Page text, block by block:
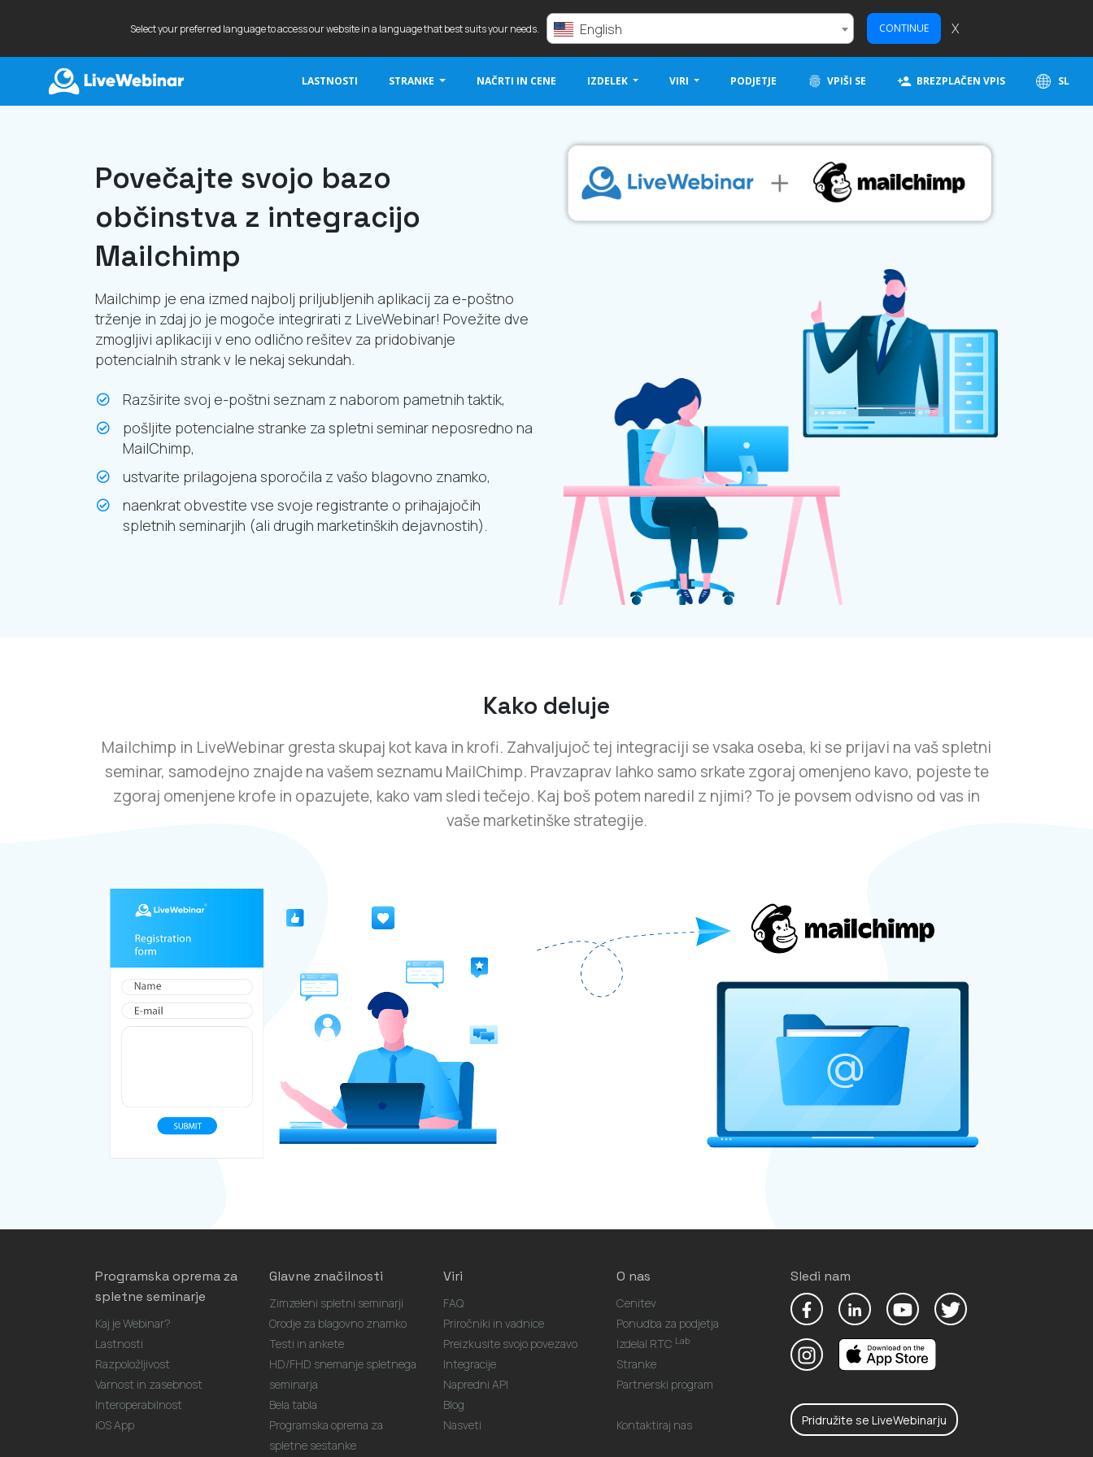
Select your preferred language to access our website in a language that best suits your needs. English CONTINUE X
LASTNOSTI STRANKE NAČRTI IN CENE IZDELEK VIRI PODJETJE VPIŠI SE BREZPLAČEN VPIS SL
Povečajte svojo bazo
občinstva z integracijo
Mailchimp
Mailchimp je ena izmed najbolj priljubljenih aplikacij za e-poštno
trženje in zdaj jo je mogoče integrirati z LiveWebinar! Povežite dve
zmogljivi aplikaciji v eno odlično rešitev za pridobivanje
potencialnih strank v le nekaj sekundah.
Razširite svoj e-poštni seznam z naborom pametnih taktik,
pošljite potencialne stranke za spletni seminar neposredno na
MailChimp,
ustvarite prilagojena sporočila z vašo blagovno znamko,
naenkrat obvestite vse svoje registrante o prihajajočih
spletnih seminarjih (ali drugih marketinških dejavnostih).
Kako deluje
Mailchimp in LiveWebinar gresta skupaj kot kava in krofi. Zahvaljujoč tej integraciji se vsaka oseba, ki se prijavi na vaš spletni
seminar, samodejno znajde na vašem seznamu MailChimp. Pravzaprav lahko samo srkate zgoraj omenjeno kavo, pojeste te
zgoraj omenjene krofe in opazujete, kako vam sledi tečejo. Kaj boš potem naredil z njimi? To je povsem odvisno od vas in
vaše marketinške strategije.
Programska oprema za
spletne seminarje
Kaj je Webinar?
Lastnosti
Razpoložljivost
Varnost in zasebnost
Interoperabilnost
iOS App
Glavne značilnosti
Zimzeleni spletni seminarji
Orodje za blagovno znamko
Testi in ankete
HD/FHD snemanje spletnega
seminarja
Bela tabla
Programska oprema za
spletne sestanke
Viri
FAQ
Priročniki in vadnice
Preizkusite svojo povezavo
Integracije
Napredni API
Blog
Nasveti
O nas
Cenitev
Ponudba za podjetja
Izdelal RTC Lab
Stranke
Partnerski program
Kontaktiraj nas
Sledi nam
Pridružite se LiveWebinarju